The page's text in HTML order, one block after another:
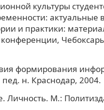
культуры
актуальные
и практики:
формирования
пед. н. Краснодар, 2004.
Личность. М.: